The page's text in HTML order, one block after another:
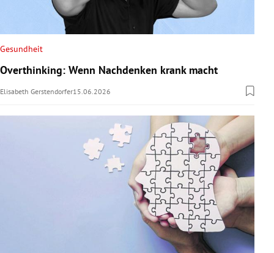
Gesundheit
Overthinking: Wenn Nachdenken krank macht
Elisabeth Gerstendorfer15.06.2026